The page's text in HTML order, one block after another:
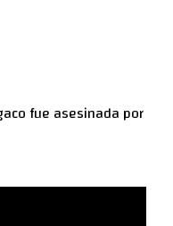
fue asesinada por